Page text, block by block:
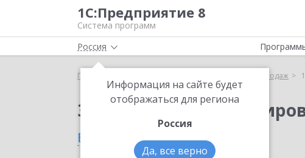
1С:Предприятие 8
Система программ
Россия
Информация на сайте будет
отображаться для региона
Россия
Да, все верно
Главная 1С:Прогнозирование продаж
Заказать
в Сосновом Бору